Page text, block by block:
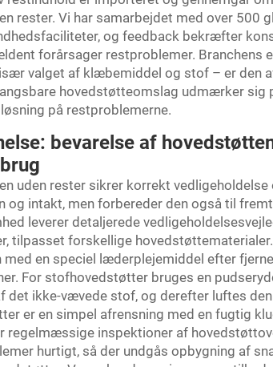
rester. Vi har samarbejdet med over 500
og feedback bekræfter
forårsager restproblemer. Branchens
valget af klæbemiddel og stof – er den
hovedstøtteomslag udmærker sig
på restproblemerne.
bevarelse af
uden rester sikrer korrekt vedligeholdelse
og intakt, men forbereder den også til
leverer detaljerede
tilpasset forskellige
en speciel læderplejemiddel efter
For stofhovedstøtter bruges en
det ikke-vævede stof, og derefter luftes
er en simpel afrensning med en fugtig
inspektioner af
hurtigt, så der undgås opbygning af